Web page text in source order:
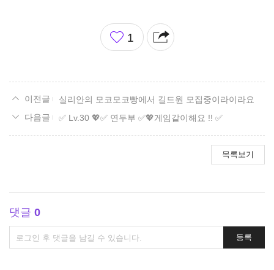
좋
아
1
실리안의 모코모코빵에서 길드원 모집중이라이라요
✅ Lv.30 💖✅ 연두부 ✅💖게임같이해요 !! ✅
목록보기
댓글 0
댓
글
등록